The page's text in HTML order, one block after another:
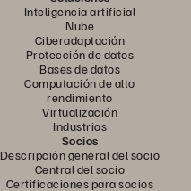
Inteligencia artificial
Nube
Ciberadaptación
Protección de datos
Bases de datos
Computación de alto
rendimiento
Virtualización
Industrias
Socios
Descripción general del socio
Central del socio
Certificaciones para socios